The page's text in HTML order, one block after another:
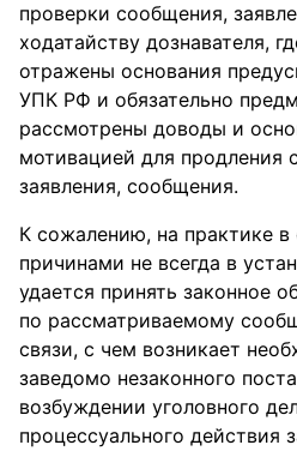
проверки сообщения,
ходатайству дознавателя,
отражены основания
УПК РФ и обязательно
рассмотрены доводы и
мотивацией для продления
заявления, сообщения.
К сожалению, на практике в
причинами не всегда в
удается принять законное
по рассматриваемому
связи, с чем возникает
заведомо незаконного
возбуждении уголовного
процессуального действия